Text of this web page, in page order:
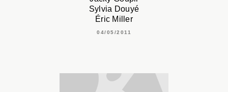
Sylvia Douyé
Éric Miller
04/05/2011